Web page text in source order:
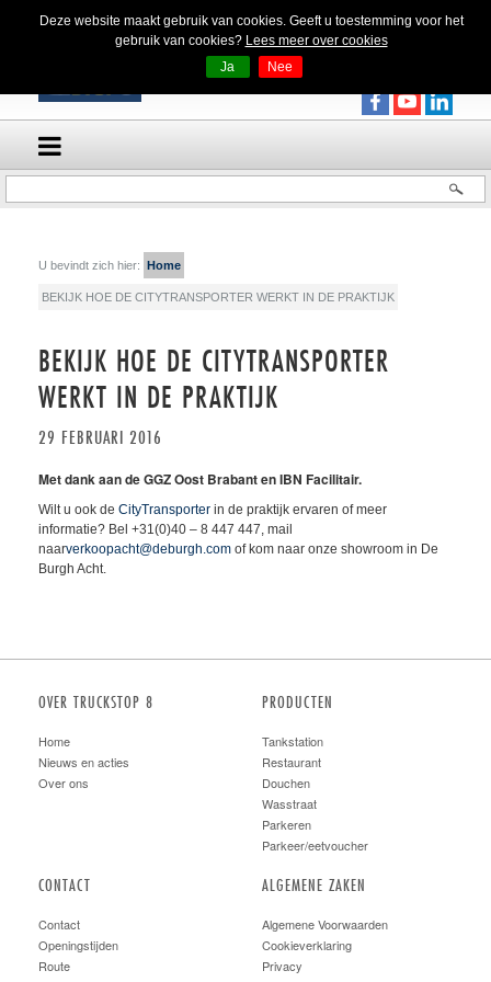
Deze website maakt gebruik van cookies. Geeft u toestemming voor het
gebruik van cookies? Lees meer over cookies
Ja
Nee
U bevindt zich hier: Home
BEKIJK HOE DE CITYTRANSPORTER WERKT IN DE PRAKTIJK
BEKIJK HOE DE CITYTRANSPORTER
WERKT IN DE PRAKTIJK
29 FEBRUARI 2016
Met dank aan de GGZ Oost Brabant en IBN Facilitair.
Wilt u ook de CityTransporter in de praktijk ervaren of meer
informatie? Bel +31(0)40 – 8 447 447, mail
naarverkoopacht@deburgh.com of kom naar onze showroom in De
Burgh Acht.
OVER TRUCKSTOP 8
Home
Nieuws en acties
Over ons
PRODUCTEN
Tankstation
Restaurant
Douchen
Wasstraat
Parkeren
Parkeer/eetvoucher
CONTACT
Contact
Openingstijden
Route
ALGEMENE ZAKEN
Algemene Voorwaarden
Cookieverklaring
Privacy